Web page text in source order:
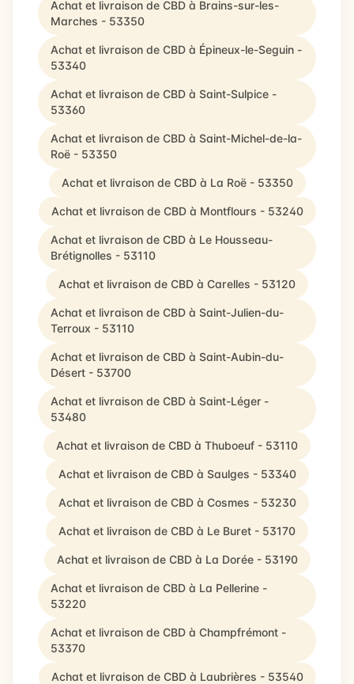
Achat et livraison de CBD à Brains-sur-les-
Marches - 53350
Achat et livraison de CBD à Épineux-le-Seguin -
53340
Achat et livraison de CBD à Saint-Sulpice -
53360
Achat et livraison de CBD à Saint-Michel-de-la-
Roë - 53350
Achat et livraison de CBD à La Roë - 53350
Achat et livraison de CBD à Montflours - 53240
Achat et livraison de CBD à Le Housseau-
Brétignolles - 53110
Achat et livraison de CBD à Carelles - 53120
Achat et livraison de CBD à Saint-Julien-du-
Terroux - 53110
Achat et livraison de CBD à Saint-Aubin-du-
Désert - 53700
Achat et livraison de CBD à Saint-Léger -
53480
Achat et livraison de CBD à Thuboeuf - 53110
Achat et livraison de CBD à Saulges - 53340
Achat et livraison de CBD à Cosmes - 53230
Achat et livraison de CBD à Le Buret - 53170
Achat et livraison de CBD à La Dorée - 53190
Achat et livraison de CBD à La Pellerine -
53220
Achat et livraison de CBD à Champfrémont -
53370
Achat et livraison de CBD à Laubrières - 53540